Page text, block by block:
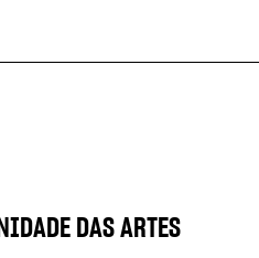
DAS ARTES